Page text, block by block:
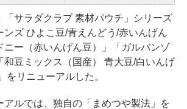
サラダクラブ 素材パウチ」シリーズ
ンズ ひよこ豆/青えんどう/赤いんげん
ニー（赤いんげん豆）」「ガルバンゾ
和豆ミックス（国産） 青大豆/白いんげ
をリニューアルした。
ルでは、独自の「まめつや製法」を